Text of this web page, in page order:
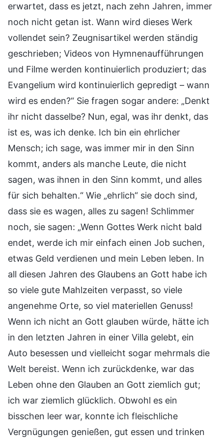
erwartet, dass es jetzt, nach zehn Jahren, immer
noch nicht getan ist. Wann wird dieses Werk
vollendet sein? Zeugnisartikel werden ständig
geschrieben; Videos von Hymnenaufführungen
und Filme werden kontinuierlich produziert; das
Evangelium wird kontinuierlich gepredigt – wann
wird es enden?“ Sie fragen sogar andere: „Denkt
ihr nicht dasselbe? Nun, egal, was ihr denkt, das
ist es, was ich denke. Ich bin ein ehrlicher
Mensch; ich sage, was immer mir in den Sinn
kommt, anders als manche Leute, die nicht
sagen, was ihnen in den Sinn kommt, und alles
für sich behalten.“ Wie „ehrlich“ sie doch sind,
dass sie es wagen, alles zu sagen! Schlimmer
noch, sie sagen: „Wenn Gottes Werk nicht bald
endet, werde ich mir einfach einen Job suchen,
etwas Geld verdienen und mein Leben leben. In
all diesen Jahren des Glaubens an Gott habe ich
so viele gute Mahlzeiten verpasst, so viele
angenehme Orte, so viel materiellen Genuss!
Wenn ich nicht an Gott glauben würde, hätte ich
in den letzten Jahren in einer Villa gelebt, ein
Auto besessen und vielleicht sogar mehrmals die
Welt bereist. Wenn ich zurückdenke, war das
Leben ohne den Glauben an Gott ziemlich gut;
ich war ziemlich glücklich. Obwohl es ein
bisschen leer war, konnte ich fleischliche
Vergnügungen genießen, gut essen und trinken